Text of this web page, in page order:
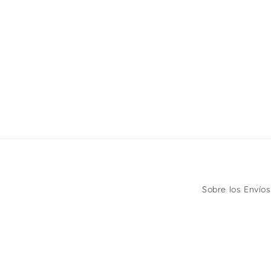
Sobre los Envíos